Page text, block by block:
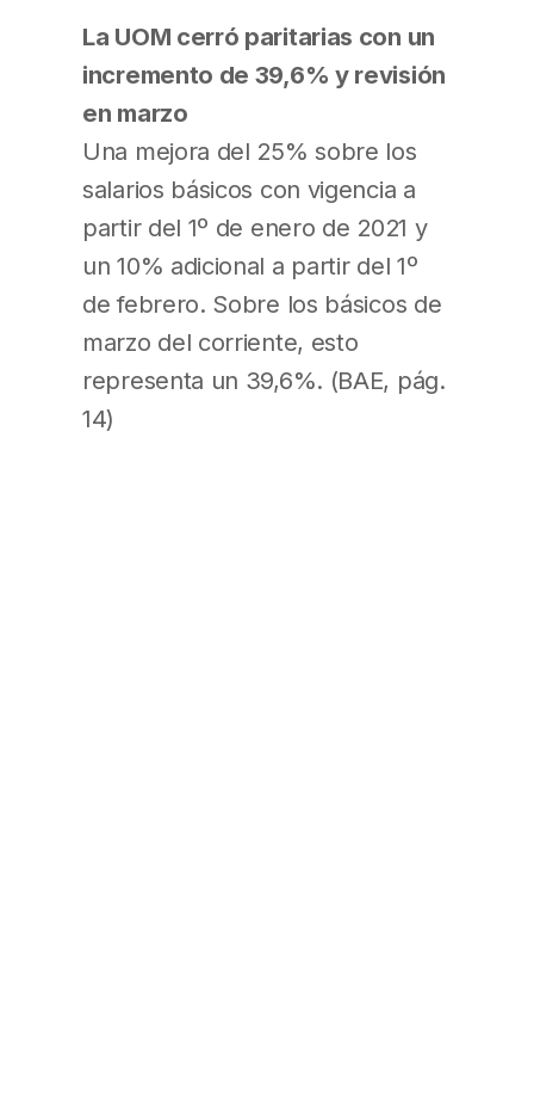
La UOM cerró paritarias con un
incremento de 39,6% y revisión
en marzo
Una mejora del 25% sobre los
salarios básicos con vigencia a
partir del 1º de enero de 2021 y
un 10% adicional a partir del 1º
de febrero. Sobre los básicos de
marzo del corriente, esto
representa un 39,6%. (BAE, pág.
14)